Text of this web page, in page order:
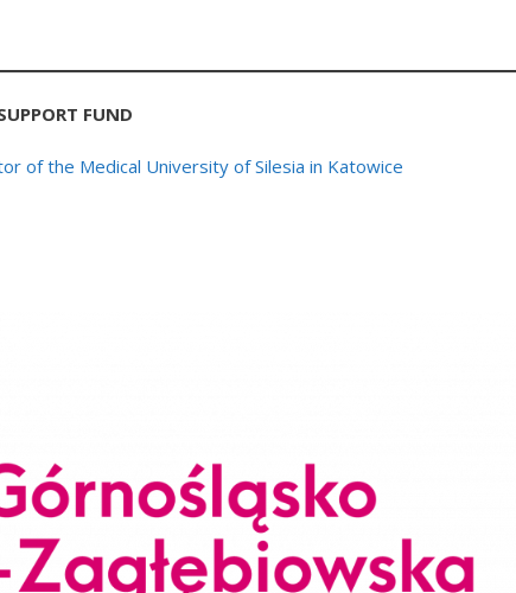
FUND
of the Medical University of Silesia in Katowice